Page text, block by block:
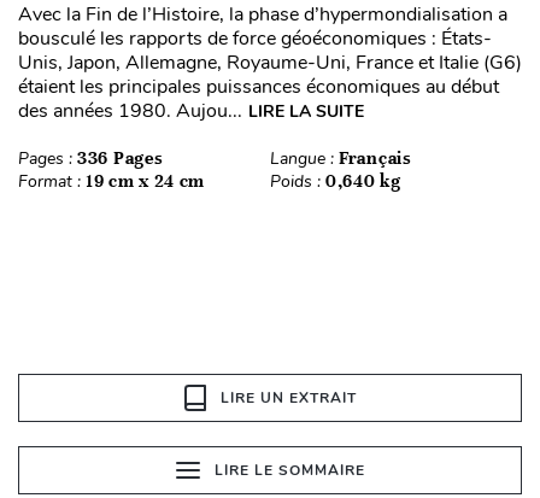
Avec la Fin de l’Histoire, la phase d’hypermondialisation a
bousculé les rapports de force géoéconomiques : États-
Unis, Japon, Allemagne, Royaume-Uni, France et Italie (G6)
étaient les principales puissances économiques au début
des années 1980. Aujou... LIRE LA SUITE
Pages : 336 Pages Langue : Français
Format : 19 cm x 24 cm Poids : 0,640 kg
LIRE UN EXTRAIT
LIRE LE SOMMAIRE